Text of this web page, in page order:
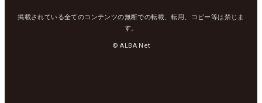
掲載されている全てのコンテンツの無断での転載、転用、コピー等は禁じま
す。
© ALBA Net